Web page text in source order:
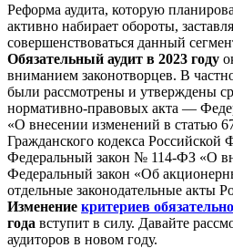
Реформа аудита, которую
активно набирает обороты,
совершенствоваться данный
Обязательный аудит в 2023 году
вниманием законотворцев. В
были рассмотрены и утверждены
нормативно-правовых акта —
«О внесении изменений в статью
Гражданского кодекса Российской
Федеральный закон № 114-ФЗ «О
Федеральный закон «Об
отдельные законодательные акты
Изменение критериев
года вступит в силу. Давайте
аудиторов в новом году.